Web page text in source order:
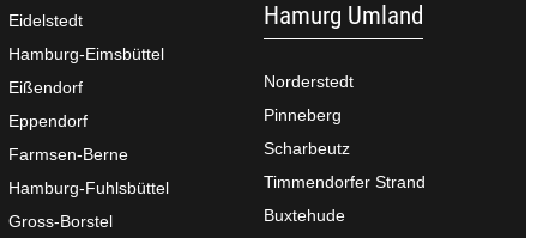
Eidelstedt
Hamburg-Eimsbüttel
Eißendorf
Eppendorf
Farmsen-Berne
Hamburg-Fuhlsbüttel
Gross-Borstel
Hamurg Umland
Norderstedt
Pinneberg
Scharbeutz
Timmendorfer Strand
Buxtehude